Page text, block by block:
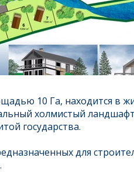
10 Га, находится в
холмистый ландшафт
государства.​
для